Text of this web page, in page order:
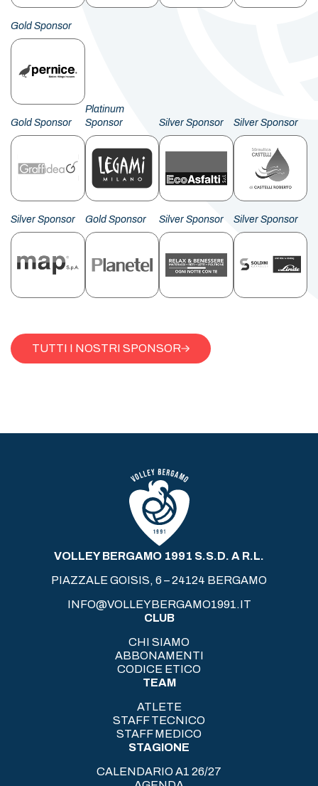
Gold Sponsor
Gold Sponsor
Platinum
Sponsor
Silver Sponsor Silver Sponsor
Silver Sponsor Gold Sponsor Silver Sponsor Silver Sponsor
TUTTI I NOSTRI SPONSOR
VOLLEY BERGAMO 1991 S.S.D. A R.L.
PIAZZALE GOISIS, 6 – 24124 BERGAMO
INFO@VOLLEYBERGAMO1991.IT
CLUB
CHI SIAMO
ABBONAMENTI
CODICE ETICO
TEAM
ATLETE
STAFF TECNICO
STAFF MEDICO
STAGIONE
CALENDARIO A1 26/27